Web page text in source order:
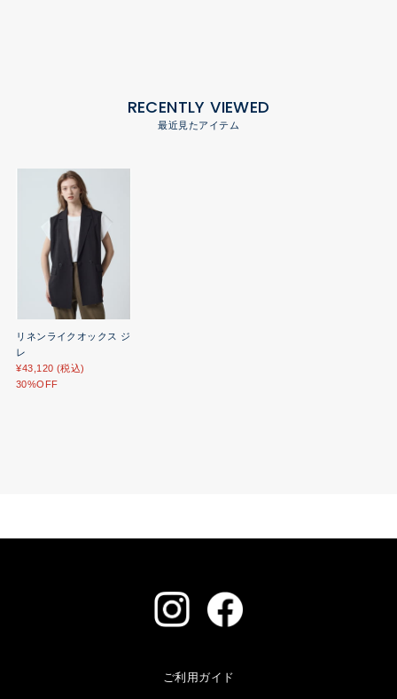
RECENTLY VIEWED
最近見たアイテム
リネンライクオックス ジ
レ
¥43,120 (税込)
30%OFF
ご利用ガイド